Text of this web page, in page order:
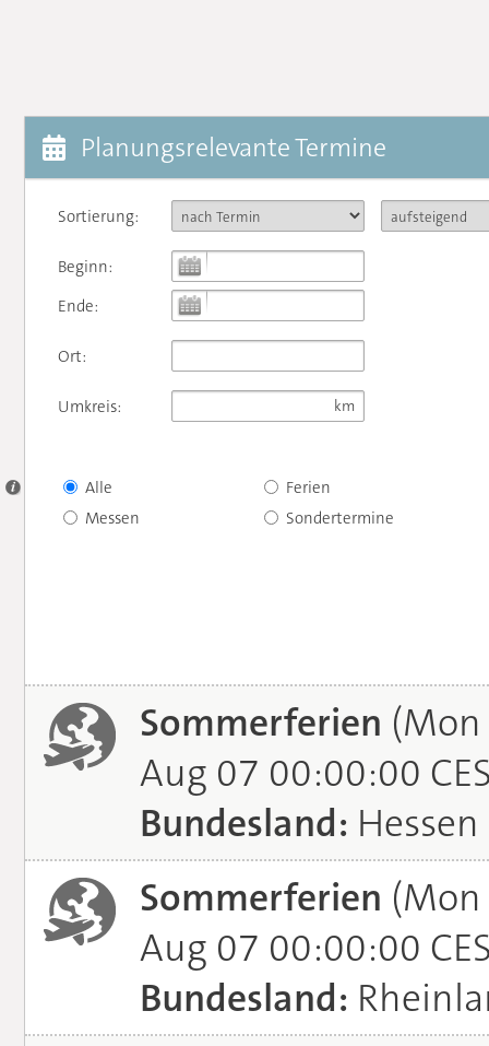
Planungsrelevante Termine
Sortierung:
Beginn:
Ende:
Ort:
Umkreis:
Alle
Messen
Ferien
Sondertermine
Sommerferien (Mon
Aug 07 00:00:00
Bundesland: Hessen
Sommerferien (Mon
Aug 07 00:00:00
Bundesland: